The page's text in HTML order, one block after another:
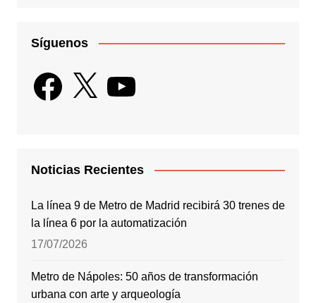
Síguenos
Facebook
X YouTube
Noticias Recientes
La línea 9 de Metro de Madrid recibirá 30 trenes de
la línea 6 por la automatización
17/07/2026
Metro de Nápoles: 50 años de transformación
urbana con arte y arqueología